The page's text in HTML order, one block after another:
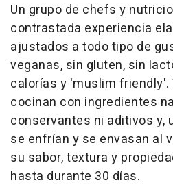
Un grupo de chefs y
contrastada experiencia
ajustados a todo tipo de
veganas, sin gluten, sin
calorías y 'muslim friendly'.
cocinan con ingredientes
conservantes ni aditivos y,
se enfrían y se envasan al
su sabor, textura y
hasta durante 30 días.